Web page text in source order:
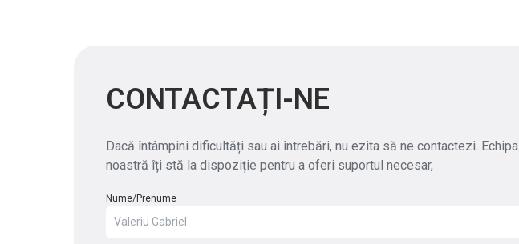
CONTACTAȚI-NE
Dacă întâmpini dificultăți sau ai întrebări, nu ezita să ne contactezi. Echipa
noastră îți stă la dispoziție pentru a oferi suportul necesar,
Nume/Prenume